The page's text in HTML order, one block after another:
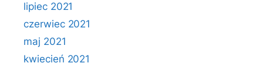
lipiec 2021
czerwiec 2021
maj 2021
kwiecień 2021